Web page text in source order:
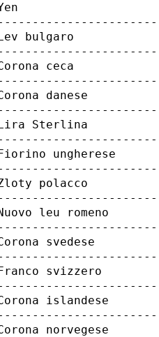
bulgaro
ceca
danese
Sterlina
ungherese
polacco
leu romeno
svedese
svizzero
islandese
norvegese